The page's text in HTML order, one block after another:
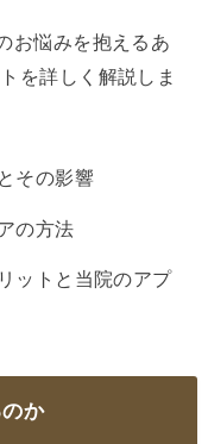
お悩みを抱えるあ
を詳しく解説しま
その影響
の方法
ットと当院のアプ
か